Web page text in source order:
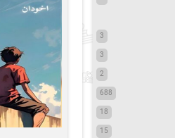
3
3
2
688
18
15